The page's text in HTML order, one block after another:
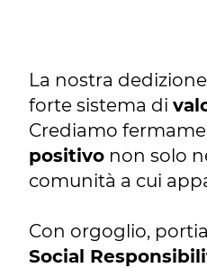
La nostra
forte sistema di
Crediamo
positivo non solo
comunità a cui
Con orgoglio,
Social